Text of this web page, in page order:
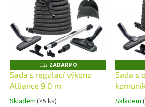
Z
A
D
A
R
M
ZADARMO
Sada s regulací výkonu
Alliance 9,0 m
Skladem (>5 ks)
Sada s
Skladem